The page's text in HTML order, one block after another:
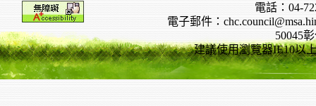
電話：04-
電子郵件：
50045
建議使用瀏覽器IE10以